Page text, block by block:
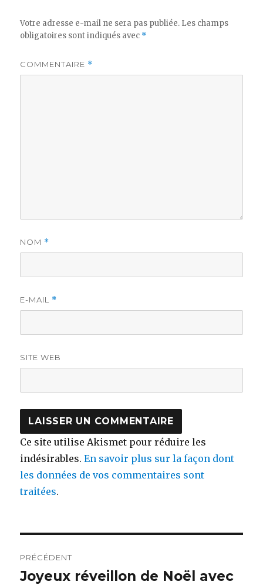
Votre adresse e-mail ne sera pas publiée. Les champs
obligatoires sont indiqués avec *
COMMENTAIRE *
NOM *
E-MAIL *
SITE WEB
Ce site utilise Akismet pour réduire les
indésirables.En savoir plus sur la façon dont
les données de vos commentaires sont
traitées.
de
PRÉCÉDENT
Publication
Joyeux réveillon de Noël avec